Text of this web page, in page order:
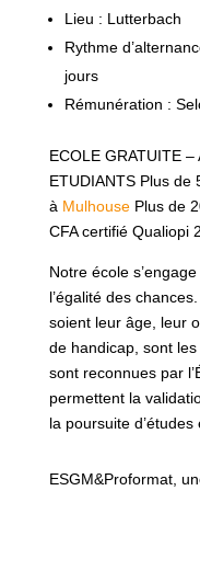
Lieu : Lutterbach
Rythme
jours
Rémunération :
ECOLE GRATUITE
ETUDIANTS Plus de
à Mulhouse Plus de
CFA certifié Qualiopi
Notre école
l’égalité des
soient leur âge, leur
de handicap, sont
sont reconnues par
permettent la
la poursuite d’études
ESGM&Proformat,